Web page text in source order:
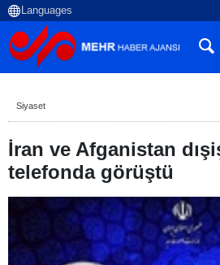
Siyaset
İran ve Afganistan
telefonda görüştü